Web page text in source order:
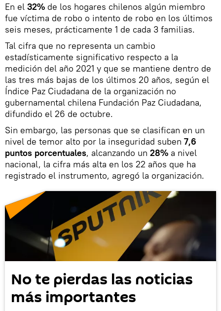
En el 32% de los hogares chilenos algún miembro
fue víctima de robo o intento de robo en los últimos
seis meses, prácticamente 1 de cada 3 familias.
Tal cifra que no representa un cambio
estadísticamente significativo respecto a la
medición del año 2021 y que se mantiene dentro de
las tres más bajas de los últimos 20 años, según el
Índice Paz Ciudadana de la organización no
gubernamental chilena Fundación Paz Ciudadana,
difundido el 26 de octubre.
Sin embargo, las personas que se clasifican en un
nivel de temor alto por la inseguridad suben 7,6
puntos porcentuales, alcanzando un 28% a nivel
nacional, la cifra más alta en los 22 años que ha
registrado el instrumento, agregó la organización.
No te pierdas las noticias
más importantes